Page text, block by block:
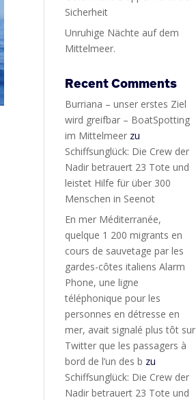
Sicherheit
Unruhige Nächte auf dem
Mittelmeer.
Recent Comments
Burriana – unser erstes Ziel
wird greifbar – BoatSpotting
im Mittelmeer zu
Schiffsunglück: Die Crew der
Nadir betrauert 23 Tote und
leistet Hilfe für über 300
Menschen in Seenot
En mer Méditerranée,
quelque 1 200 migrants en
cours de sauvetage par les
gardes-côtes italiens Alarm
Phone, une ligne
téléphonique pour les
personnes en détresse en
mer, avait signalé plus tôt sur
Twitter que les passagers à
bord de l’un des b zu
Schiffsunglück: Die Crew der
Nadir betrauert 23 Tote und